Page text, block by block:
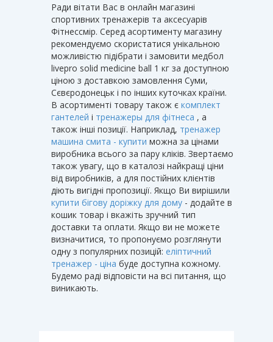
Ради вітати Вас в онлайн магазині
спортивних тренажерів та аксесуарів
Фітнессмір. Серед асортименту магазину
рекомендуємо скористатися унікальною
можливістю підібрати і замовити медбол
livepro solid medicine ball 1 кг за доступною
ціною з доставкою замовлення Суми,
Сєвєродонецьк і по інших куточках країни.
В асортименті товару також є комплект
гантелей і тренажеры для фітнеса , а
також інші позиції. Наприклад, тренажер
машина смита - купити можна за цінами
виробника всього за пару кліків. Звертаємо
також увагу, що в каталозі найкращі ціни
від виробників, а для постійних клієнтів
діють вигідні пропозиції. Якщо Ви вирішили
купити бігову доріжку для дому - додайте в
кошик товар і вкажіть зручний тип
доставки та оплати. Якщо ви не можете
визначитися, то пропонуємо розглянути
одну з популярних позицій: еліптичний
тренажер - ціна буде доступна кожному.
Будемо раді відповісти на всі питання, що
виникають.